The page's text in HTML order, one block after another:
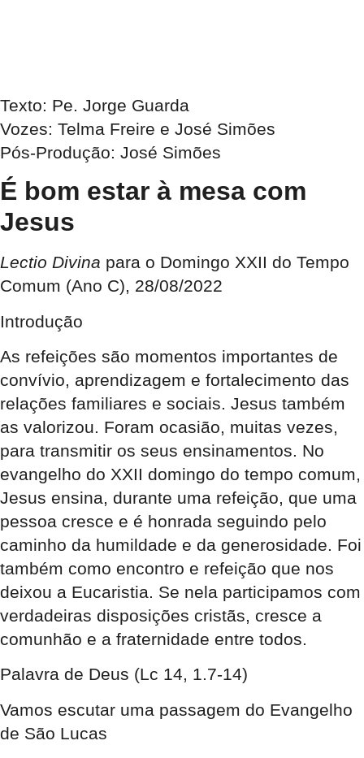
Texto: Pe. Jorge Guarda
Vozes: Telma Freire e José Simões
Pós-Produção: José Simões
É bom estar à mesa com
Jesus
Lectio Divina para o Domingo XXII do Tempo
Comum (Ano C), 28/08/2022
Introdução
As refeições são momentos importantes de
convívio, aprendizagem e fortalecimento das
relações familiares e sociais. Jesus também
as valorizou. Foram ocasião, muitas vezes,
para transmitir os seus ensinamentos. No
evangelho do XXII domingo do tempo comum,
Jesus ensina, durante uma refeição, que uma
pessoa cresce e é honrada seguindo pelo
caminho da humildade e da generosidade. Foi
também como encontro e refeição que nos
deixou a Eucaristia. Se nela participamos com
verdadeiras disposições cristãs, cresce a
comunhão e a fraternidade entre todos.
Palavra de Deus (Lc 14, 1.7-14)
Vamos escutar uma passagem do Evangelho
de São Lucas